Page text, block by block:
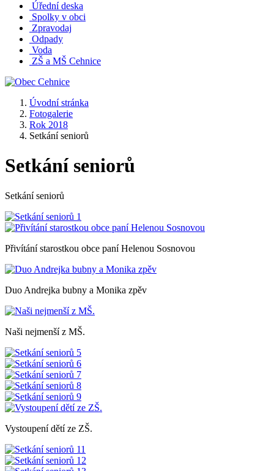
Úřední deska
Spolky v obci
Zpravodaj
Odpady
Voda
ZŠ a MŠ Cehnice
Úvodní stránka
Fotogalerie
Rok 2018
Setkání seniorů
Setkání seniorů
Setkání seniorů
Přivítání starostkou obce paní Helenou Sosnovou
Duo Andrejka bubny a Monika zpěv
Naši nejmenší z MŠ.
Vystoupení dětí ze ZŠ.